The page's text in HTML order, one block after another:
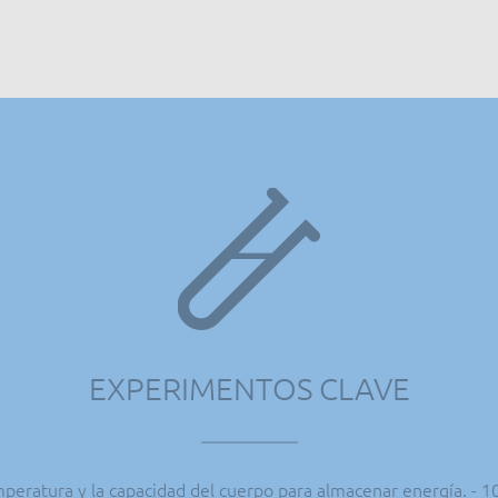
EXPERIMENTOS CLAVE
y la capacidad del cuerpo para almacenar energía. -